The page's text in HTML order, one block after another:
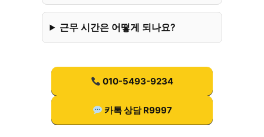
근무 시간은 어떻게 되나요?
010-5493-9234
카톡 상담 R9997